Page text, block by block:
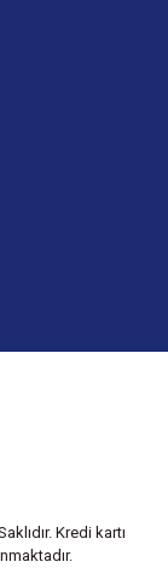
Kredi kartı